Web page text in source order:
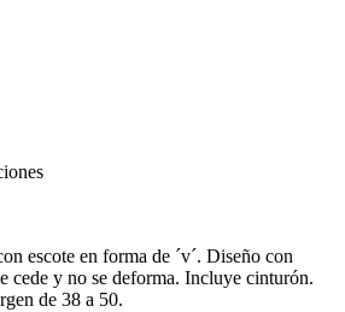
escote en forma de ´v´. Diseño con
cede y no se deforma. Incluye cinturón.
de 38 a 50.